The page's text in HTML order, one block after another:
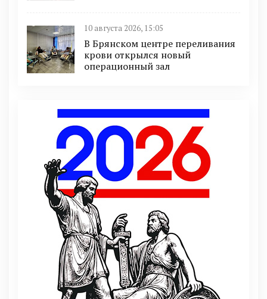
10 августа 2026, 15:05
В Брянском центре переливания
крови открылся новый
операционный зал